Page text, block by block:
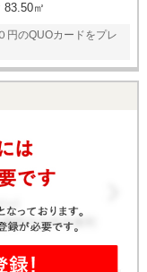
83.50㎡
円のQUOカードをプレ